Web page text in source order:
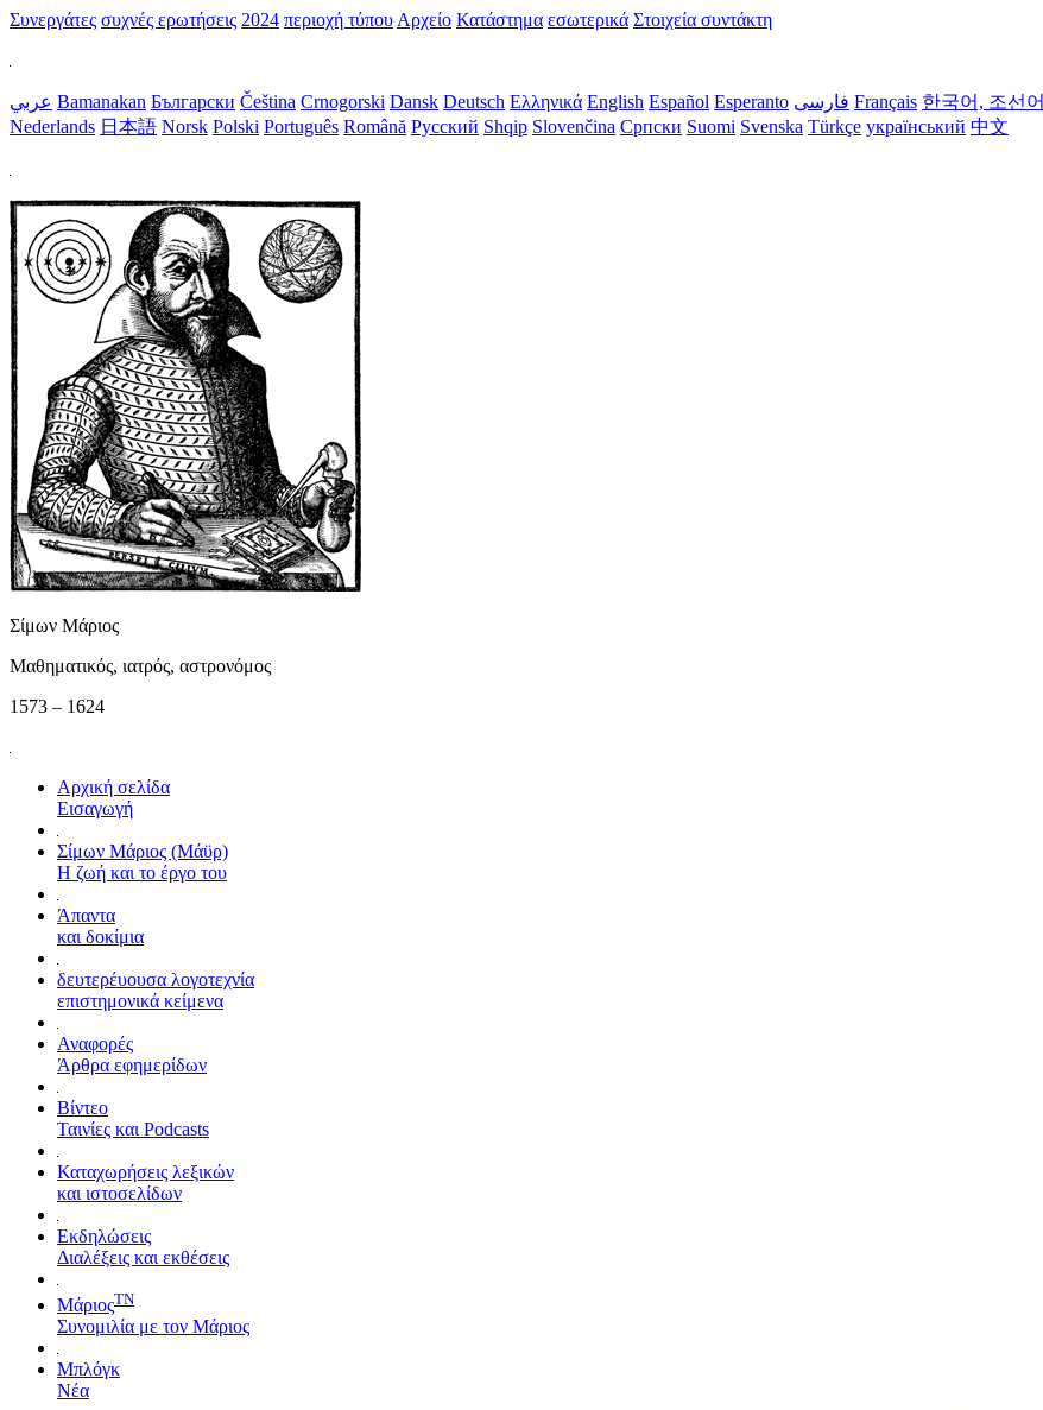
Συνεργάτες συχνές ερωτήσεις 2024 περιοχή τύπου Αρχείο Κατάστημα εσωτερικά Στοιχεία συντάκτη
عربي Bamanakan Български Čeština Crnogorski Dansk Deutsch Ελληνικά English Español Esperanto فارسی Français 한국어, 조선어
Nederlands 日本語 Norsk Polski Português Română Русский Shqip Slovenčina Српски Suomi Svenska Türkçe український 中文
Σίμων Μάριος
Μαθηματικός, ιατρός, αστρονόμος
1573 – 1624
Αρχική σελίδα
Εισαγωγή
Σίμων Μάριος (Μάϋρ)
Η ζωή και το έργο του
Άπαντα
και δοκίμια
δευτερέυουσα λογοτεχνία
επιστημονικά κείμενα
Αναφορές
Άρθρα εφημερίδων
Βίντεο
Ταινίες και Podcasts
Καταχωρήσεις λεξικών
και ιστοσελίδων
Εκδηλώσεις
Διαλέξεις και εκθέσεις
ΜάριοςTN
Συνομιλία με τον Μάριος
Μπλόγκ
Νέα